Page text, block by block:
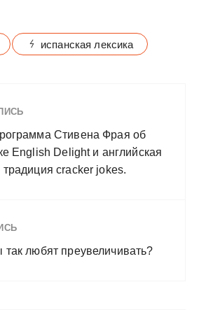
испанская лексика
Стивена Фрая об
English Delight и английская
cracker jokes.
любят преувеличивать?